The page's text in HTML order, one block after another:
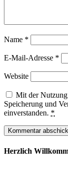
Name *
E-Mail-Adresse *
Website
Mit der
Speicherung und
einverstanden. *
Herzlich